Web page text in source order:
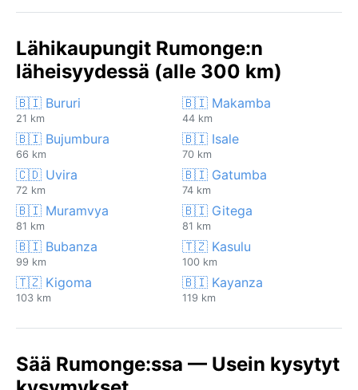
Lähikaupungit Rumonge:n
läheisyydessä (alle 300 km)
🇧🇮 Bururi
21 km
🇧🇮 Makamba
44 km
🇧🇮 Bujumbura
66 km
🇧🇮 Isale
70 km
🇨🇩 Uvira
72 km
🇧🇮 Gatumba
74 km
🇧🇮 Muramvya
81 km
🇧🇮 Gitega
81 km
🇧🇮 Bubanza
99 km
🇹🇿 Kasulu
100 km
🇹🇿 Kigoma
103 km
🇧🇮 Kayanza
119 km
Sää Rumonge:ssa — Usein kysytyt